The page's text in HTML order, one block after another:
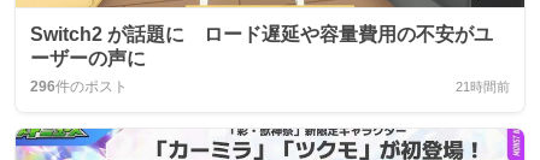
Switch2 が話題に ロード遅延や容量費用の不安がユ
ーザーの声に
296件のポスト 21時間前